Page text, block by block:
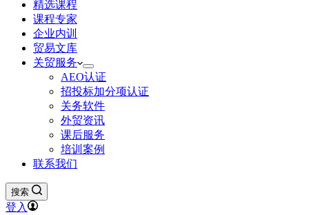
精选课程
课程专家
企业内训
贸易文库
关贸服务
AEO认证
招投标加分项认证
关务软件
外贸资讯
课后服务
培训案例
联系我们
搜索
登入